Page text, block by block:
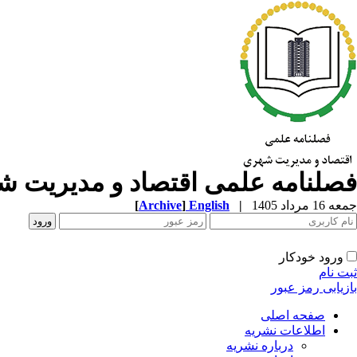
فصلنامه علمی اقتصاد و مدیریت
جمعه 16 مرداد 1405 |
English
[Archive]
ورود خودکار
ثبت نام
بازیابی رمز عبور
صفحه اصلی
اطلاعات نشریه
درباره نشریه